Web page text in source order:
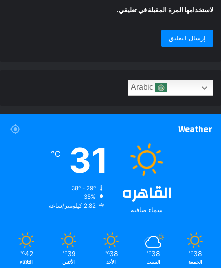
لاستخدامها المرة المقبلة في تعليقي.
Weather
القاهره
سماء صافية
31
℃
35%
2.82 كيلومتر/ساعة
38
℃
الجمعة
38
℃
السبت
38
℃
الأحد
39
℃
الأثنين
42
℃
الثلاثاء